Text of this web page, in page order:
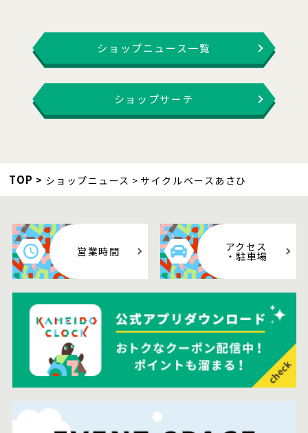
ショップニュース一覧
ショップサーチ
TOP ショップニュース サイクルベースあさひ
営業時間 アクセス
・駐車場